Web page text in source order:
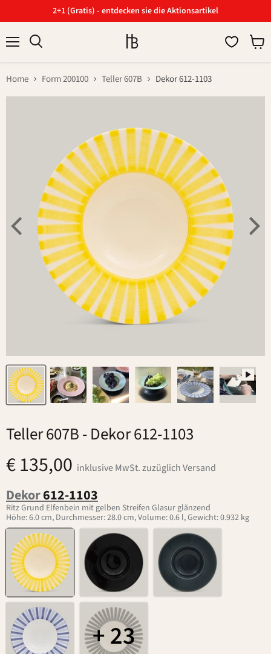
2+1 (Gratis) - entdecken sie die Aktionsartikel
Home Form 200100 Teller 607B Dekor 612-1103
Teller 607B- Dekor 612-1103
€ 135,00 inklusive MwSt. zuzüglich Versand
Dekor612-1103
Ritz Grund Elfenbein mit gelben Streifen Glasur glänzend
Höhe: 6.0 cm, Durchmesser: 28.0 cm, Volume: 0.6 l, Gewicht: 0.932 kg
+ 23